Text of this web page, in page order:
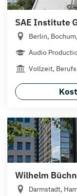
SAE Institute
Berlin,
Audio
Vollzeit,
Wilhelm
Darmstadt,